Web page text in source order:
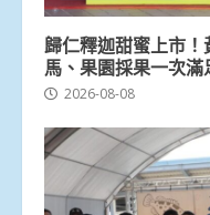
歸仁釋迦甜蜜上市
馬、果園採果一次滿
2026-08-08